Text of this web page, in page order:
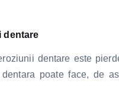
dentare
dentare este
poate face, de